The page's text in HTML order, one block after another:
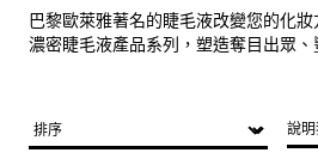
巴黎歐萊雅著名的睫毛液改變您的化
濃密睫毛液產品系列，塑造奪目出眾、
說